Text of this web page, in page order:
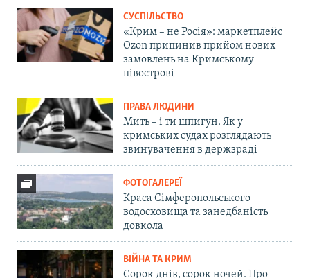
СУСПІЛЬСТВО
«Крим – не Росія»: маркетплейс
Ozon припинив прийом нових
замовлень на Кримському
півострові
ПРАВА ЛЮДИНИ
Мить – і ти шпигун. Як у
кримських судах розглядають
звинувачення в держзраді
ФОТОГАЛЕРЕЇ
Краса Сімферопольського
водосховища та занедбаність
довкола
ВІЙНА ТА КРИМ
Сорок днів, сорок ночей. Про